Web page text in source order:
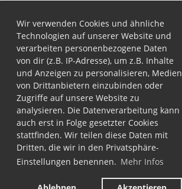
Wir verwenden Cookies und ähnliche
Technologien auf unserer Website und
verarbeiten personenbezogene Daten
von dir (z.B. IP-Adresse), um z.B. Inhalte
und Anzeigen zu personalisieren, Medien
von Drittanbietern einzubinden oder
Zugriffe auf unsere Website zu
analysieren. Die Datenverarbeitung kann
auch erst in Folge gesetzter Cookies
stattfinden. Wir teilen diese Daten mit
Dritten, die wir in den Privatsphäre-
Einstellungen benennen. Mehr Infos